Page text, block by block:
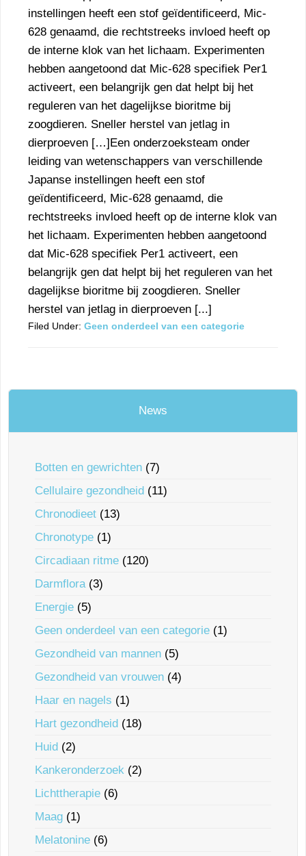
instellingen heeft een stof geïdentificeerd, Mic-
628 genaamd, die rechtstreeks invloed heeft op
de interne klok van het lichaam. Experimenten
hebben aangetoond dat Mic-628 specifiek Per1
activeert, een belangrijk gen dat helpt bij het
reguleren van het dagelijkse bioritme bij
zoogdieren. Sneller herstel van jetlag in
dierproeven […]Een onderzoeksteam onder
leiding van wetenschappers van verschillende
Japanse instellingen heeft een stof
geïdentificeerd, Mic-628 genaamd, die
rechtstreeks invloed heeft op de interne klok van
het lichaam. Experimenten hebben aangetoond
dat Mic-628 specifiek Per1 activeert, een
belangrijk gen dat helpt bij het reguleren van het
dagelijkse bioritme bij zoogdieren. Sneller
herstel van jetlag in dierproeven [...]
Filed Under: Geen onderdeel van een categorie
News
Botten en gewrichten (7)
Cellulaire gezondheid (11)
Chronodieet (13)
Chronotype (1)
Circadiaan ritme (120)
Darmflora(3)
Energie (5)
Geen onderdeel van een categorie (1)
Gezondheid van mannen (5)
Gezondheid van vrouwen (4)
Haar en nagels (1)
Hart gezondheid (18)
Huid (2)
Kankeronderzoek (2)
Lichttherapie (6)
Maag (1)
Melatonine (6)